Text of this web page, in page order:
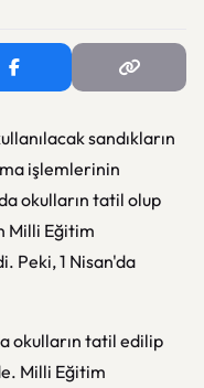
sandıkların
işlemlerinin
okulların tatil olup
Milli Eğitim
Peki, 1 Nisan'da
okulların tatil edilip
Milli Eğitim